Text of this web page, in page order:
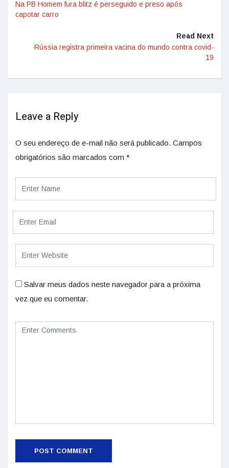
Na PB Homem fura blitz é perseguido e preso após
capotar carro
Read Next
Rússia registra primeira vacina do mundo contra covid-
19
Leave a Reply
O seu endereço de e-mail não será publicado. Campos
obrigatórios são marcados com *
Salvar meus dados neste navegador para a próxima
vez que eu comentar.